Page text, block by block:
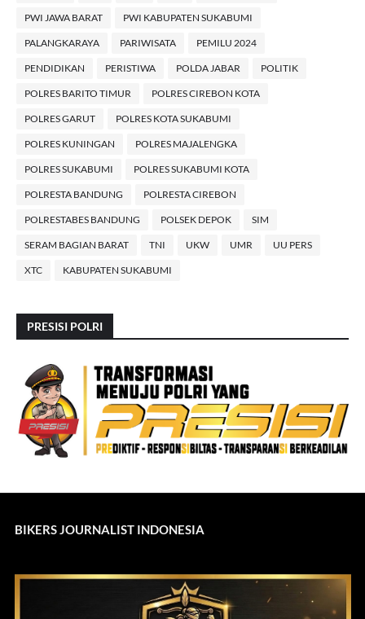
PWI JAWA BARAT PWI KABUPATEN SUKABUMI
PALANGKARAYA PARIWISATA PEMILU 2024
PENDIDIKAN PERISTIWA POLDA JABAR POLITIK
POLRES BARITO TIMUR POLRES CIREBON KOTA
POLRES GARUT POLRES KOTA SUKABUMI
POLRES KUNINGAN POLRES MAJALENGKA
POLRES SUKABUMI POLRES SUKABUMI KOTA
POLRESTA BANDUNG POLRESTA CIREBON
POLRESTABES BANDUNG POLSEK DEPOK SIM
SERAM BAGIAN BARAT TNI UKW UMR UU PERS
XTC KABUPATEN SUKABUMI
PRESISI POLRI
BIKERS JOURNALIST INDONESIA